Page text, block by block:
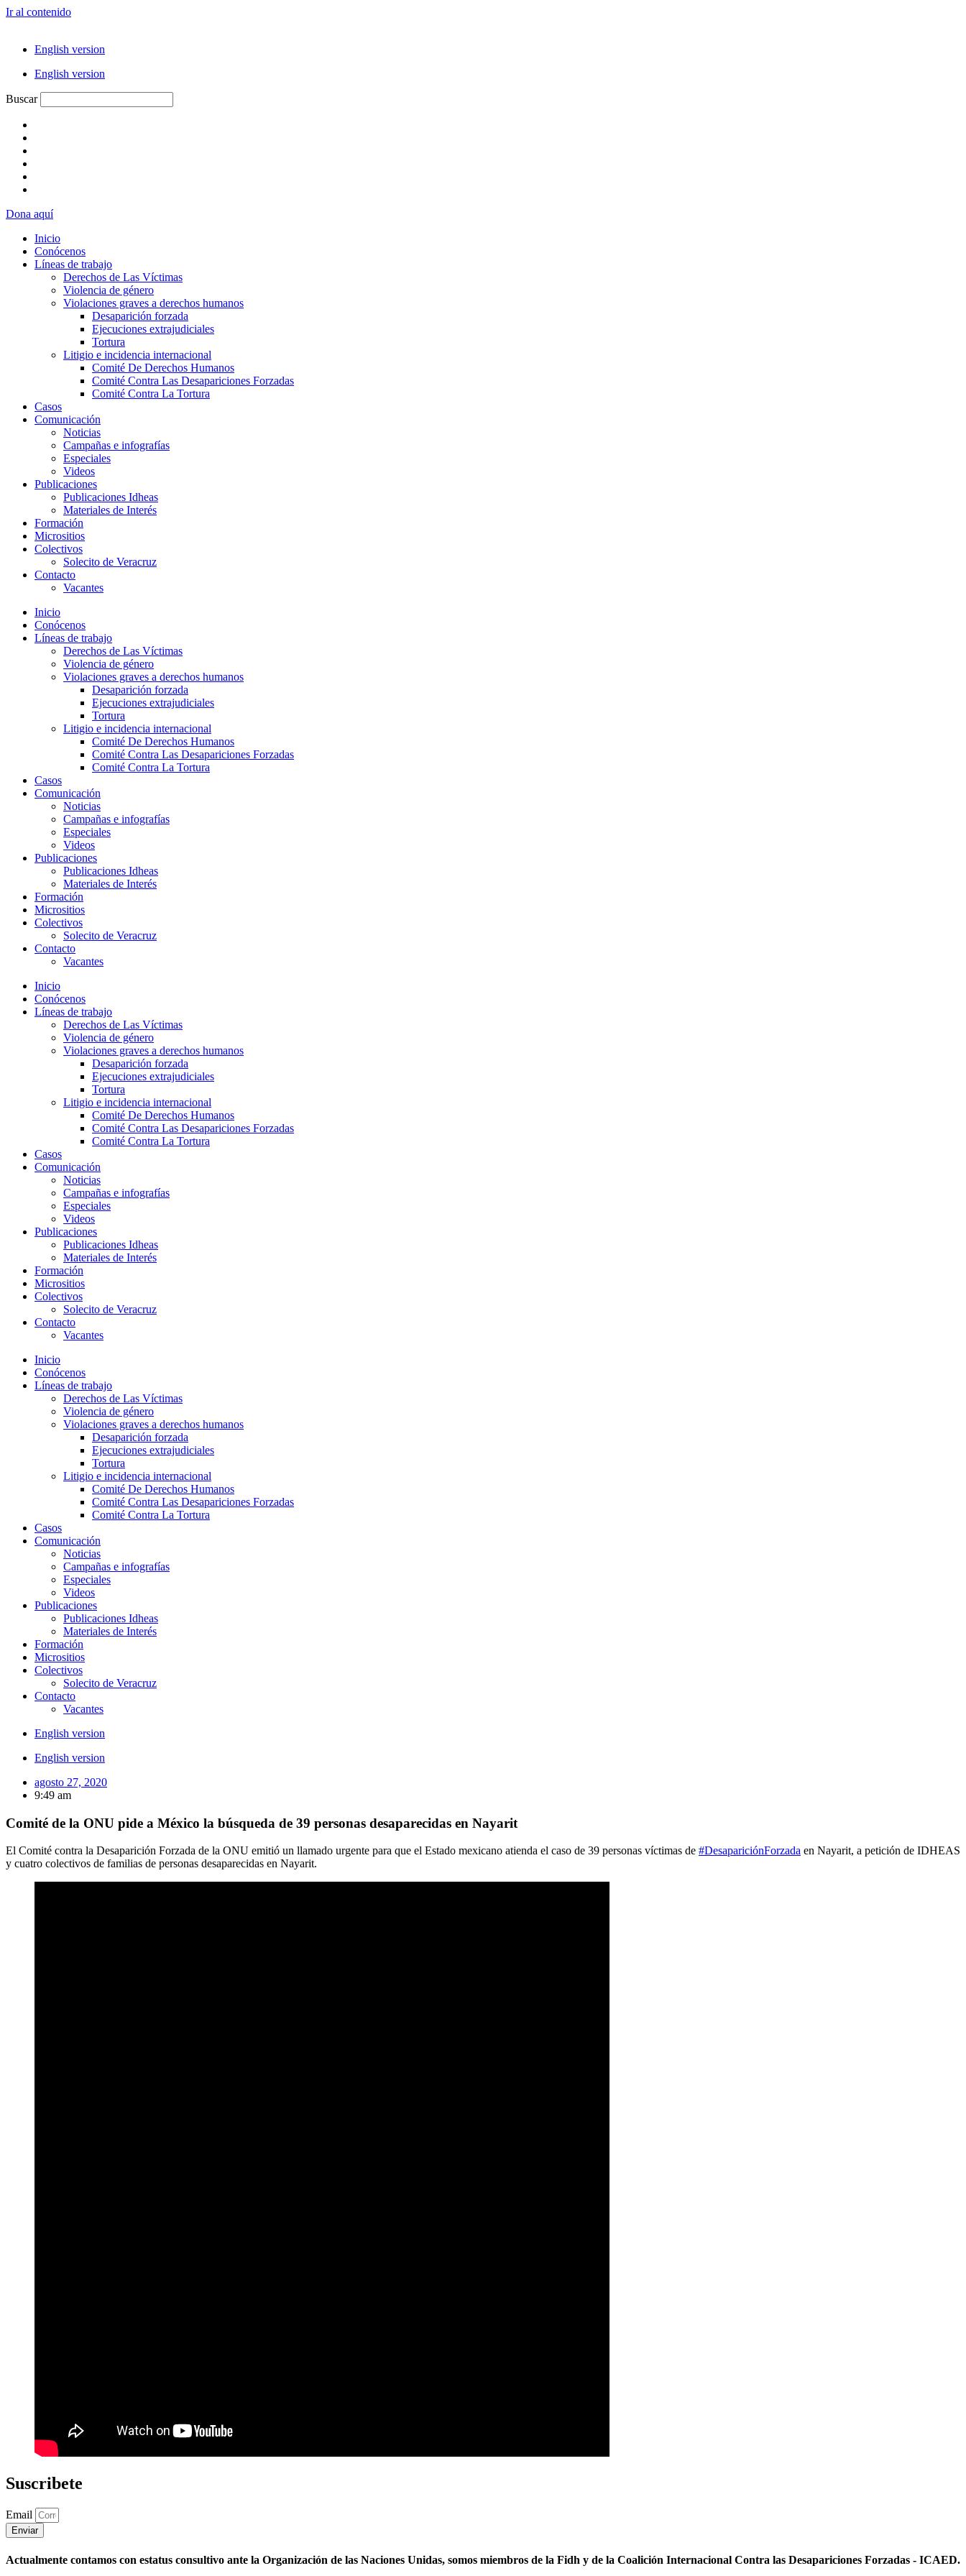
Ir al contenido
English version
English version
Buscar
Dona aquí
Inicio
Conócenos
Líneas de trabajo
Derechos de Las Víctimas
Violencia de género
Violaciones graves a derechos humanos
Desaparición forzada​
Ejecuciones extrajudiciales
Tortura
Litigio e incidencia internacional
Comité De Derechos Humanos​
Comité Contra Las Desapariciones Forzadas
Comité Contra La Tortura​
Casos
Comunicación
Noticias
Campañas e infografías
Especiales
Videos
Publicaciones
Publicaciones Idheas
Materiales de Interés
Formación
Micrositios
Colectivos
Solecito de Veracruz
Contacto
Vacantes
Inicio
Conócenos
Líneas de trabajo
Derechos de Las Víctimas
Violencia de género
Violaciones graves a derechos humanos
Desaparición forzada​
Ejecuciones extrajudiciales
Tortura
Litigio e incidencia internacional
Comité De Derechos Humanos​
Comité Contra Las Desapariciones Forzadas
Comité Contra La Tortura​
Casos
Comunicación
Noticias
Campañas e infografías
Especiales
Videos
Publicaciones
Publicaciones Idheas
Materiales de Interés
Formación
Micrositios
Colectivos
Solecito de Veracruz
Contacto
Vacantes
Inicio
Conócenos
Líneas de trabajo
Derechos de Las Víctimas
Violencia de género
Violaciones graves a derechos humanos
Desaparición forzada​
Ejecuciones extrajudiciales
Tortura
Litigio e incidencia internacional
Comité De Derechos Humanos​
Comité Contra Las Desapariciones Forzadas
Comité Contra La Tortura​
Casos
Comunicación
Noticias
Campañas e infografías
Especiales
Videos
Publicaciones
Publicaciones Idheas
Materiales de Interés
Formación
Micrositios
Colectivos
Solecito de Veracruz
Contacto
Vacantes
Inicio
Conócenos
Líneas de trabajo
Derechos de Las Víctimas
Violencia de género
Violaciones graves a derechos humanos
Desaparición forzada​
Ejecuciones extrajudiciales
Tortura
Litigio e incidencia internacional
Comité De Derechos Humanos​
Comité Contra Las Desapariciones Forzadas
Comité Contra La Tortura​
Casos
Comunicación
Noticias
Campañas e infografías
Especiales
Videos
Publicaciones
Publicaciones Idheas
Materiales de Interés
Formación
Micrositios
Colectivos
Solecito de Veracruz
Contacto
Vacantes
English version
English version
agosto 27, 2020
9:49 am
Comité de la ONU pide a México la búsqueda de 39 personas desaparecidas en Nayarit
El Comité contra la Desaparición Forzada de la ONU emitió un llamado urgente para que el Estado mexicano atienda el caso de 39 personas víctimas de #DesapariciónForzada en Nayarit, a petición de IDHEAS
y cuatro colectivos de familias de personas desaparecidas en Nayarit.
Suscribete
Email
Enviar
Actualmente contamos con estatus consultivo ante la Organización de las Naciones Unidas, somos miembros de la Fidh y de la Coalición Internacional Contra las Desapariciones Forzadas - ICAED.